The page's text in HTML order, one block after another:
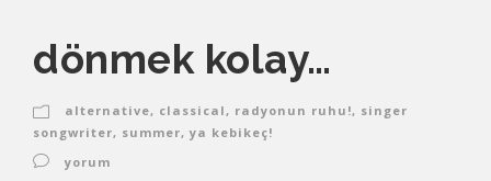
dönmek kolay…
alternative, classical, radyonun ruhu!, singer
songwriter, summer, ya kebikeç!
yorum